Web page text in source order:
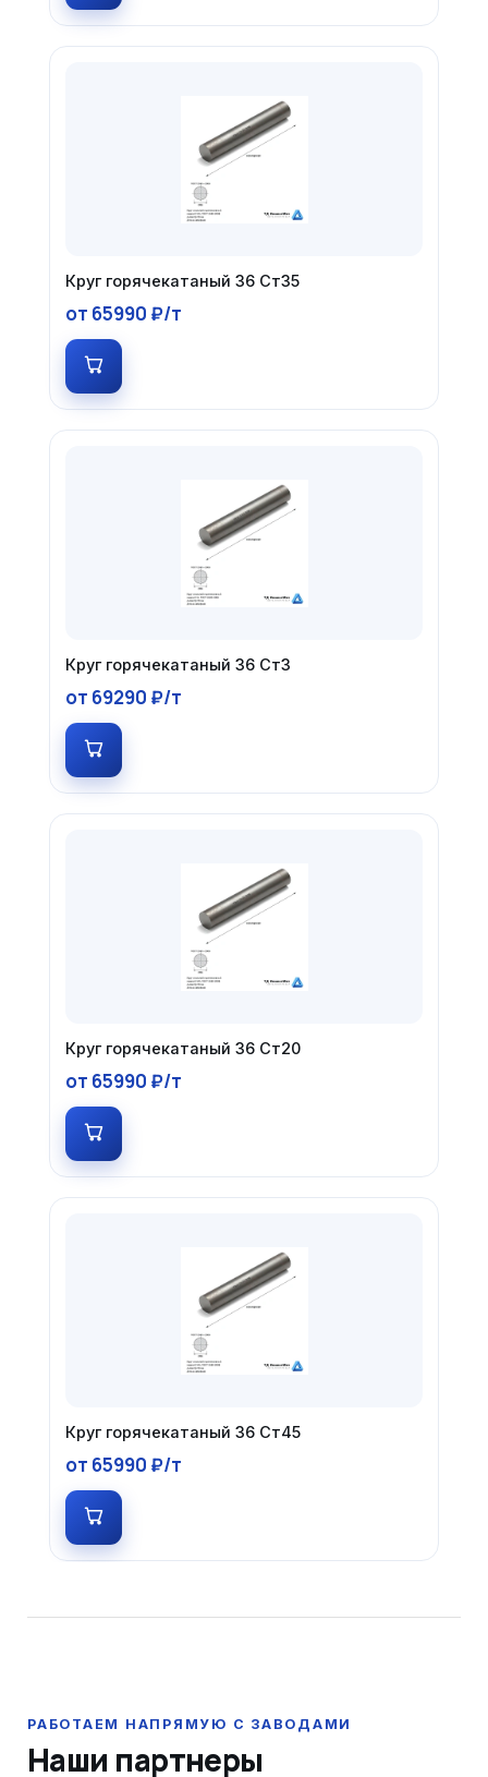
Круг горячекатаный 36 Ст35
от 65990 ₽/т
Круг горячекатаный 36 Ст3
от 69290 ₽/т
Круг горячекатаный 36 Ст20
от 65990 ₽/т
Круг горячекатаный 36 Ст45
от 65990 ₽/т
Наши партнеры